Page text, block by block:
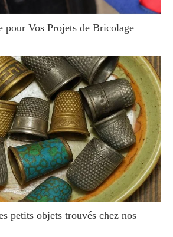
Vos Projets de Bricolage
petits objets trouvés chez nos